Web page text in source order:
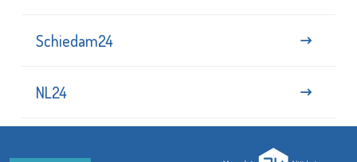
Schiedam24
NL24